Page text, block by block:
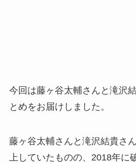
今回は藤ヶ谷太輔さんと滝沢
とめをお届けしました。
藤ヶ谷太輔さんと滝沢結貴さ
上していたものの、2018年に